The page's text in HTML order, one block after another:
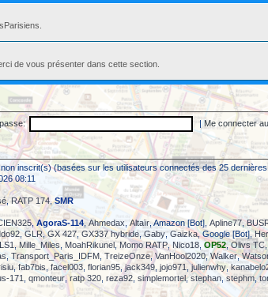
de vous présenter dans cette section.
|Me connecter
inscrit(s) (basées sur les utilisateurs connectés des 25
08:11
, RATP 174,SMR
,AgoraS-114,Ahmedax Altaïr, Amazon [Bot], Apline77,
,GLR,GX 427, GX337 hybride,Gaby,Gaizka, Google [Bot],
Mille_Miles MoahRikunel,Momo RATP,Nico18 OP52,Olivs TC,
,Transport_Paris_IDFM TreizeOnze,VanHool2020,Walker,
fab7bis ,facel003 florian95 ,jack349 jojo971 ,julienwhy,
171 qmonteur ,ratp 320 reza92 simplemortel,stephan stephm,